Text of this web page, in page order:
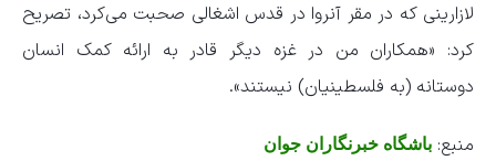
لازارینی که در مقر آنروا در قدس اشغالی صحبت می‌کرد، تصریح
کرد: «همکاران من در غزه دیگر قادر به ارائه کمک انسان
دوستانه (به فلسطینیان) نیستند».
منبع: باشگاه خبرنگاران جوان